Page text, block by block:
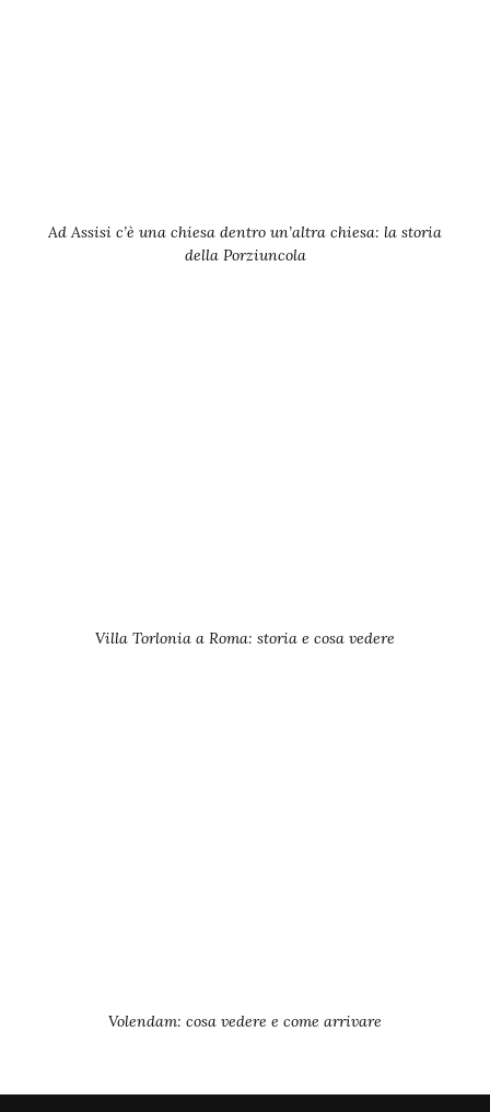
Ad Assisi c’è una chiesa dentro un’altra chiesa: la storia
della Porziuncola
Villa Torlonia a Roma: storia e cosa vedere
Volendam: cosa vedere e come arrivare